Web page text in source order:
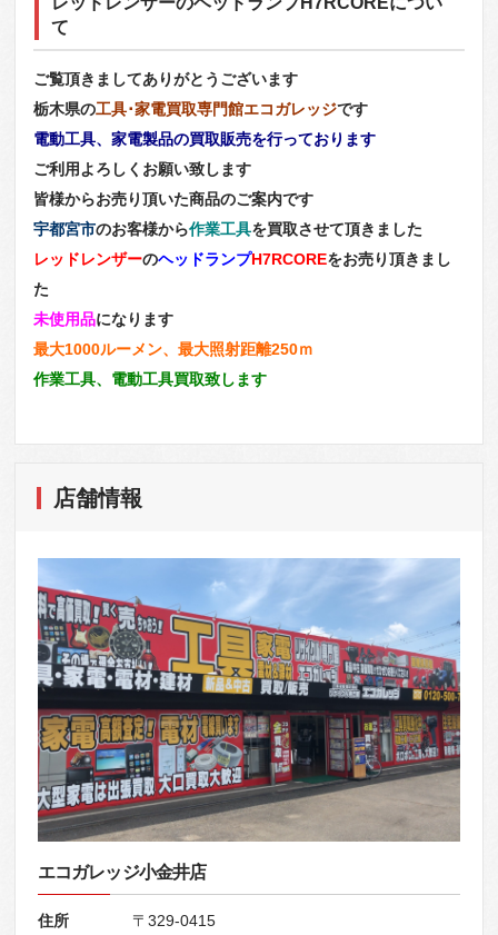
て
ご覧頂きましてありがとうございます
栃木県の工具･家電買取専門館エコガレッジです
電動工具、家電製品の買取販売を行っております
ご利用よろしくお願い致します
皆様からお売り頂いた商品のご案内です
宇都宮市のお客様から作業工具を買取させて頂きました
レッドレンザーのヘッドランプH7RCOREをお売り頂きまし
た
未使用品になります
最大1000ルーメン、最大照射距離250ｍ
作業工具、電動工具買取致します
店舗情報
エコガレッジ小金井店
住所
〒329-0415